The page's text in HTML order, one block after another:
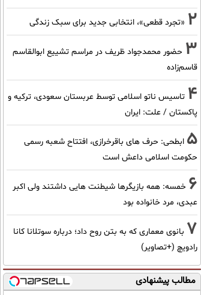
2 «تجرد قطعی»، انتخابی جدید برای سبک زندگی
3 حضور محمدجواد ظریف در مراسم تشییع ابوالقاسم
قاسم‌زاده
4 تاسیس ناتو اسلامی توسط عربستان سعودی، ترکیه و
پاکستان / علت: ایران
5 ابطحی: حرف های باقرخرازی، افتتاح شعبه رسمی
حکومت اسلامی داعش است
6 خمسه: همه بازیگرها شیطنت هایی داشتند ولی اکبر
عبدی، مرد خانواده بود
7 بانوی معماری که به بتن روح داد؛ درباره سوتلانا کانا
رادویچ (+تصاویر)
مطالب پیشنهادی